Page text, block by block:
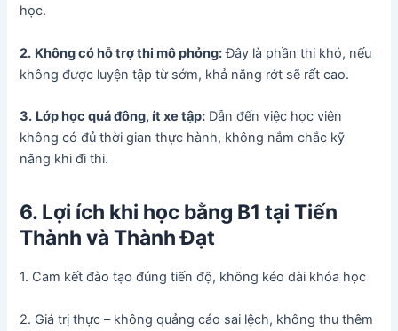
học.
2. Không có hỗ trợ thi mô phỏng:Đây là phần thi khó, nếu
không được luyện tập từ sớm, khả năng rớt sẽ rất cao.
3. Lớp học quá đông, ít xe tập: Dẫn đến việc học viên
không có đủ thời gian thực hành, không nắm chắc kỹ
năng khi đi thi.
6. Lợi ích khi học bằng B1 tại Tiến
Thành và Thành Đạt
1. Cam kết đào tạo đúng tiến độ, không kéo dài khóa học
2. Giá trị thực – không quảng cáo sai lệch, không thu thêm